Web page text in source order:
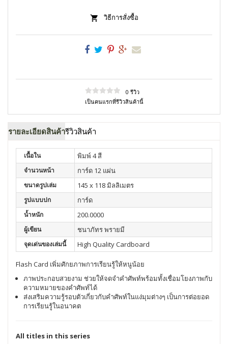
วิธีการสั่งซื้อ
0 รีวิว
เป็นคนแรกที่รีวิวสินค้านี้
รายละเอียดสินค้ารีวิวสินค้า
เนื้อใน พิมพ์ 4 สี
จำนวนหน้า การ์ด 12 แผ่น
ขนาดรูปเล่ม 145 x 118 มิลลิเมตร
รูปแบบปก การ์ด
น้ำหนัก 200.0000
ผู้เขียน ชนาภัทร พรายมี
จุดเด่นของเล่มนี้ High Quality Cardboard
Flash Card เพิ่มศักยภาพการเรียนรู้ให้หนูน้อย
ภาพประกอบสวยงาม ช่วยให้จดจำคำศัพท์พร้อมทั้งเชื่อมโยงภาพกับ
ความหมายของคำศัพท์ได้
ส่งเสริมความรู้รอบตัวเกี่ยวกับคำศัพท์ในแง่มุมต่างๆ เป็นการต่อยอด
การเรียนรู้ในอนาคต
All titles in this series